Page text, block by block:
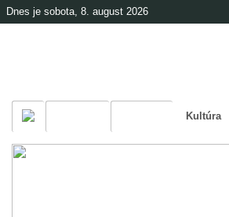
Dnes je sobota, 8. august 2026
Kultúra